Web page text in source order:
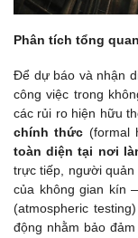
Phân tích tổng
Để dự báo và nhận
công việc trong
các rủi ro hiện hữu
chính thức (formal
toàn diện tại nơi
trực tiếp, người quản
của không gian kín
(atmospheric
động nhằm bảo